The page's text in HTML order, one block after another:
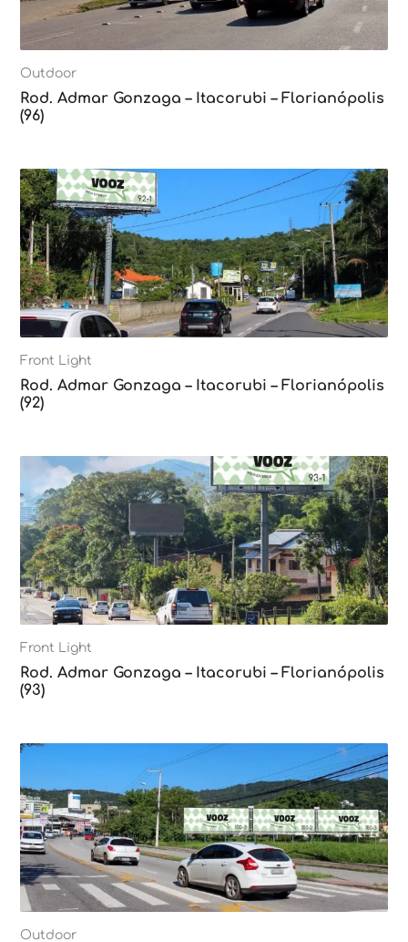
Outdoor
Rod. Admar Gonzaga – Itacorubi – Florianópolis
(96)
Front Light
Rod. Admar Gonzaga – Itacorubi – Florianópolis
(92)
Front Light
Rod. Admar Gonzaga – Itacorubi – Florianópolis
(93)
Outdoor